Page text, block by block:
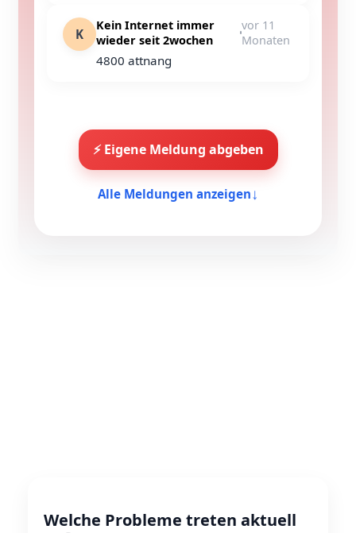
K
Kein Internet immer
wieder seit 2wochen
vor 11
Monaten
4800 attnang
⚡ Eigene Meldung abgeben
Alle Meldungen anzeigen↓
Welche Probleme treten aktuell